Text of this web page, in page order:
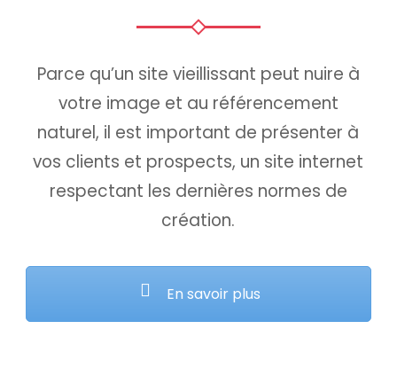
Parce qu’un site vieillissant peut nuire à
votre image et au référencement
naturel, il est important de présenter à
vos clients et prospects, un site internet
respectant les dernières normes de
création.
En savoir plus